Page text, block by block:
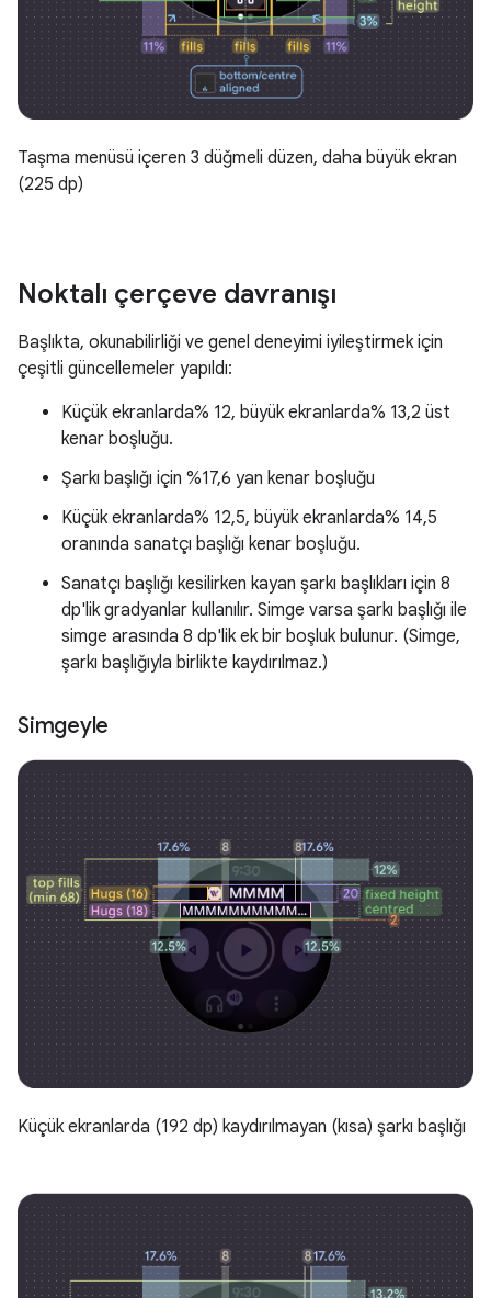
Taşma menüsü içeren 3 düğmeli düzen, daha büyük ekran
(225 dp)
Noktalı çerçeve davranışı
Başlıkta, okunabilirliği ve genel deneyimi iyileştirmek için
çeşitli güncellemeler yapıldı:
Küçük ekranlarda% 12, büyük ekranlarda% 13,2 üst
kenar boşluğu.
Şarkı başlığı için %17,6 yan kenar boşluğu
Küçük ekranlarda% 12,5, büyük ekranlarda% 14,5
oranında sanatçı başlığı kenar boşluğu.
Sanatçı başlığı kesilirken kayan şarkı başlıkları için 8
dp'lik gradyanlar kullanılır. Simge varsa şarkı başlığı ile
simge arasında 8 dp'lik ek bir boşluk bulunur. (Simge,
şarkı başlığıyla birlikte kaydırılmaz.)
Simgeyle
Küçük ekranlarda (192 dp) kaydırılmayan (kısa) şarkı başlığı